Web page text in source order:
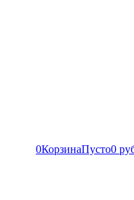
0КорзинаПусто0